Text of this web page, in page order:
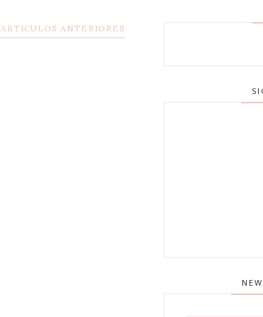
ARTICULOS ANTERIORES